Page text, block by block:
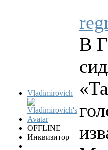
Vladimirovich
OFFLINE
Инквизитор
В